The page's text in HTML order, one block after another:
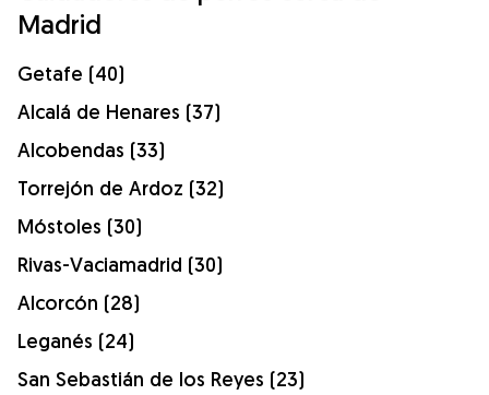
Madrid
Getafe (40)
Alcalá de Henares (37)
Alcobendas (33)
Torrejón de Ardoz (32)
Móstoles (30)
Rivas-Vaciamadrid (30)
Alcorcón (28)
Leganés (24)
San Sebastián de los Reyes (23)